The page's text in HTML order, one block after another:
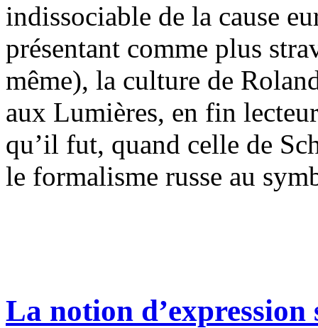
indissociable de la cause
présentant comme plus
même), la culture de
aux Lumières, en fin
qu’il fut, quand celle de
le formalisme russe au
La notion